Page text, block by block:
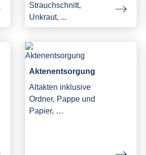
Strauchschnitt,
Unkraut, ...
Aktenentsorgung
Altakten inklusive
Ordner, Pappe und
Papier, …